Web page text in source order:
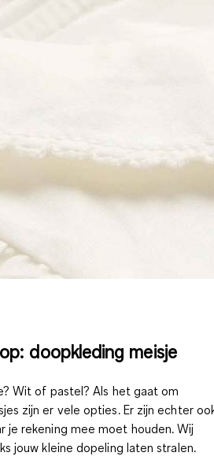
doopkleding meisje
Wit of pastel? Als het gaat om
zijn er vele opties. Er zijn echter
je rekening mee moet houden. Wij
jouw kleine dopeling laten stralen.